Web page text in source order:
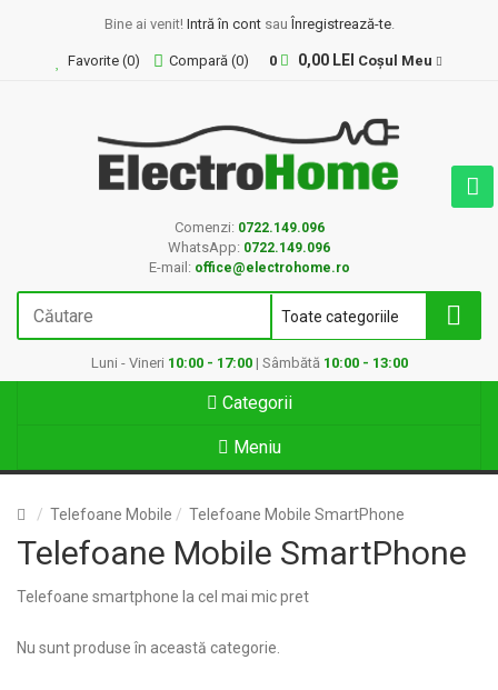
Bine ai venit! Intră în contsau Înregistrează-te.
Favorite (0) Compară (0) 0 0,00 LEI Coșul Meu
Comenzi: 0722.149.096
WhatsApp: 0722.149.096
E-mail: office@electrohome.ro
Luni - Vineri 10:00 - 17:00| Sâmbătă 10:00 - 13:00
Categorii
Meniu
Telefoane Mobile Telefoane Mobile SmartPhone
Telefoane Mobile SmartPhone
Telefoane smartphone la cel mai mic pret
Nu sunt produse în această categorie.